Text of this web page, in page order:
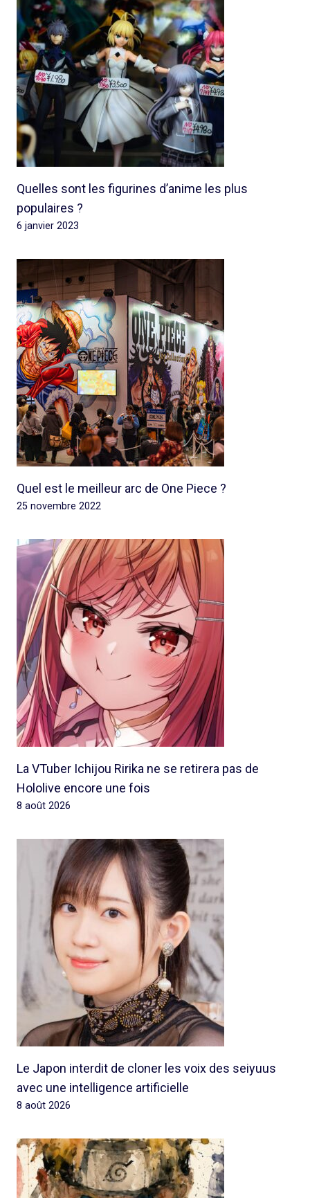
Quelles sont les figurines d’anime les plus
populaires ?
6 janvier 2023
Quel est le meilleur arc de One Piece ?
25 novembre 2022
La VTuber Ichijou Ririka ne se retirera pas de
Hololive encore une fois
8 août 2026
Le Japon interdit de cloner les voix des seiyuus
avec une intelligence artificielle
8 août 2026